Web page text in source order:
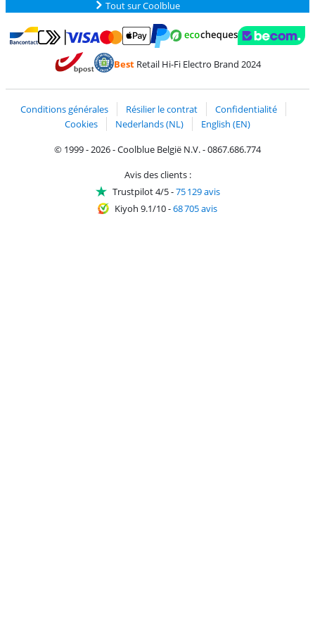
Tout sur Coolblue
Payer avec Bancontact
Payer avec MasterCard et Visa via ClickToPay
Payer avec PayPal
BestRetail Hi-Fi Electro Brand 2024
Conditions générales Résilier le contrat
Confidentialité
Cookies
Nederlands (NL)
English (EN)
© 1999 - 2026 - Coolblue België N.V. - 0867.686.774
Avis des clients :
Trustpilot 4/5-75 129 avis
Kiyoh 9.1/10-68 705 avis